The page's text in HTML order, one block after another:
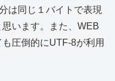
は同じ１バイトで表現
います。また、WEB
圧倒的にUTF-8が利用